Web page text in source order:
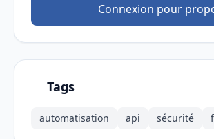
Connexion pour
Tags
automatisation api sécurité